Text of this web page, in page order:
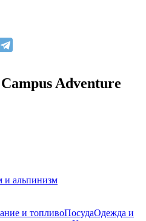
Adventure
и альпинизм
и топливоПосудаОдежда и